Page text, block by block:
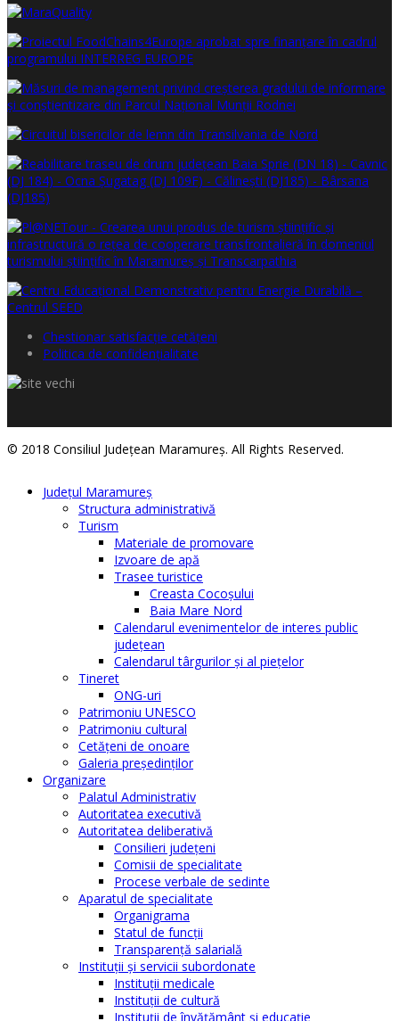
Chestionar satisfacţie cetăţeni
Politica de confidențialitate
© 2018 Consiliul Judeţean Maramureş. All Rights Reserved.
Judeţul Maramureş
Structura administrativă
Turism
Materiale de promovare
Izvoare de apă
Trasee turistice
Creasta Cocoșului
Baia Mare Nord
Calendarul evenimentelor de interes public
judeţean
Calendarul târgurilor şi al pieţelor
Tineret
ONG-uri
Patrimoniu UNESCO
Patrimoniu cultural
Cetăţeni de onoare
Galeria președinților
Organizare
Palatul Administrativ
Autoritatea executivă
Autoritatea deliberativă
Consilieri judeţeni
Comisii de specialitate
Procese verbale de sedinte
Aparatul de specialitate
Organigrama
Statul de funcții
Transparență salarială
Instituţii şi servicii subordonate
Instituţii medicale
Instituţii de cultură
Instituţii de învăţământ şi educaţie